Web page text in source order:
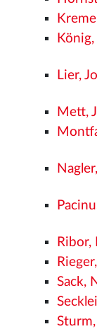
Lier,
Mett,
Ribor,
Sack,